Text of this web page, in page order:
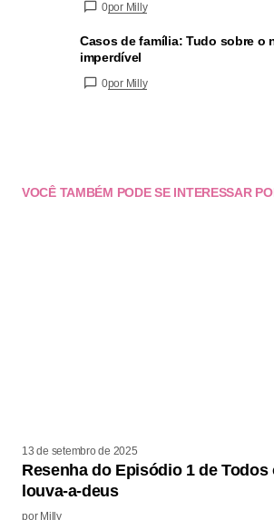
0por Milly
Casos de família: Tudo sobre o
imperdível
0por Milly
VOCÊ TAMBÉM PODE SE INTERESSAR
13 de setembro de 2025
Resenha do Episódio 1 de
louva-a-deus
por Milly